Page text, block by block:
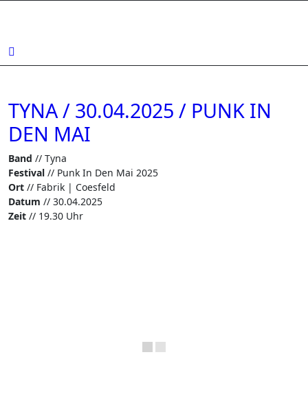
TYNA / 30.04.2025 / PUNK IN
DEN MAI
Band // Tyna
Festival // Punk In Den Mai 2025
Ort // Fabrik | Coesfeld
Datum // 30.04.2025
Zeit // 19.30 Uhr